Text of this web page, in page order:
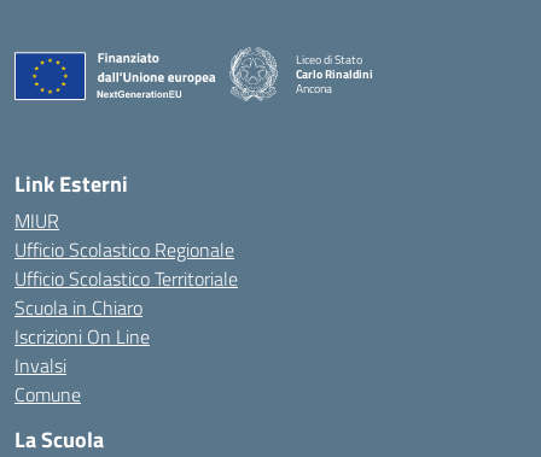
Liceo di Stato
Carlo Rinaldini
Ancona
Link Esterni
MIUR
Ufficio Scolastico Regionale
Ufficio Scolastico Territoriale
Scuola in Chiaro
Iscrizioni On Line
Invalsi
Comune
La Scuola